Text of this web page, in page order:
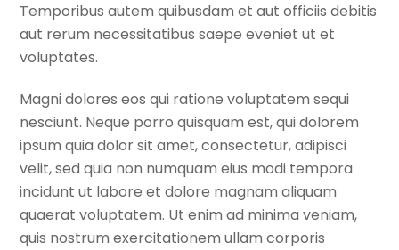
Temporibus autem quibusdam et aut officiis debitis
aut rerum necessitatibus saepe eveniet ut et
voluptates.
Magni dolores eos qui ratione voluptatem sequi
nesciunt. Neque porro quisquam est, qui dolorem
ipsum quia dolor sit amet, consectetur, adipisci
velit, sed quia non numquam eius modi tempora
incidunt ut labore et dolore magnam aliquam
quaerat voluptatem. Ut enim ad minima veniam,
quis nostrum exercitationem ullam corporis